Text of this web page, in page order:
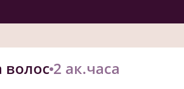
волос 2 ак.часа